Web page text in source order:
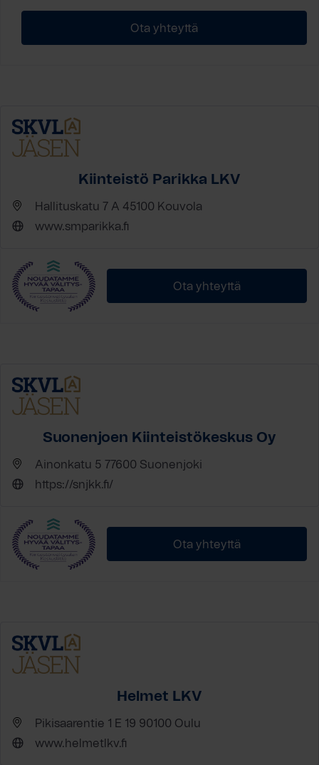
Ota yhteyttä
Kiinteistö Parikka LKV
Hallituskatu 7 A 45100 Kouvola
www.smparikka.fi
Ota yhteyttä
Suonenjoen Kiinteistökeskus Oy
Ainonkatu 5 77600 Suonenjoki
https://snjkk.fi/
Ota yhteyttä
Helmet LKV
Pikisaarentie 1 E 19 90100 Oulu
www.helmetlkv.fi